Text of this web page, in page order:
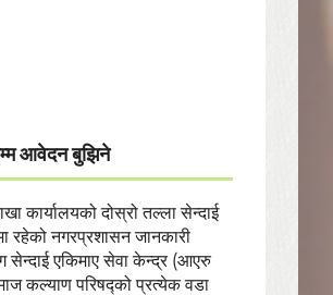
आवेदन बुझिने
कार्यालयको दोस्रो तल्ला सेन्दाई
रहेको नगरप्रशासन जानकारी
सेन्दाई एकिमाए सेवा केन्द्र (आएरु
कल्याण परिषद्को प्रत्येक वडा